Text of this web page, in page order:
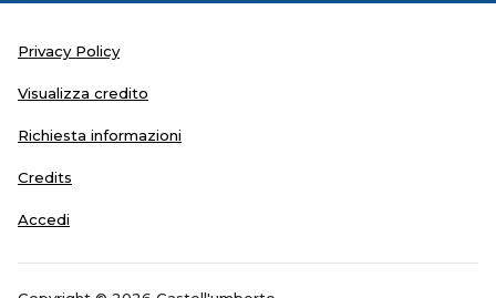
Privacy Policy
Visualizza credito
Richiesta informazioni
Credits
Accedi